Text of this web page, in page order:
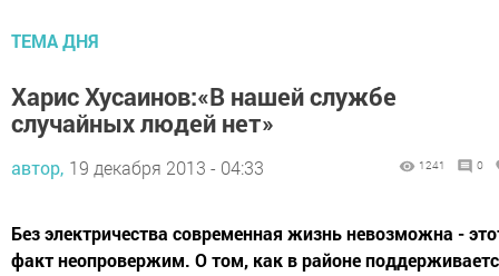
ТЕМА ДНЯ
Харис Хусаинов:«В нашей службе
случайных людей нет»
автор, 19 декабря 2013 - 04:33 1241 0
Без электричества современная жизнь невозможна -
факт неопровержим. О том, как в районе